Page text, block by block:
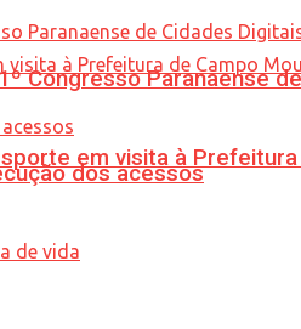
em visita à
Congresso Paranaense
dos acessos